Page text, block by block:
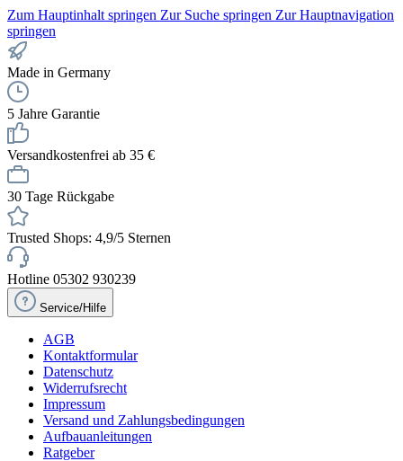
Zum Hauptinhalt springen Zur Suche springen Zur Hauptnavigation
springen
Made in Germany
5 Jahre Garantie
Versandkostenfrei ab 35 €
30 Tage Rückgabe
Trusted Shops: 4,9/5 Sternen
Hotline 05302 930239
Service/Hilfe
AGB
Kontaktformular
Datenschutz
Widerrufsrecht
Impressum
Versand und Zahlungsbedingungen
Aufbauanleitungen
Ratgeber